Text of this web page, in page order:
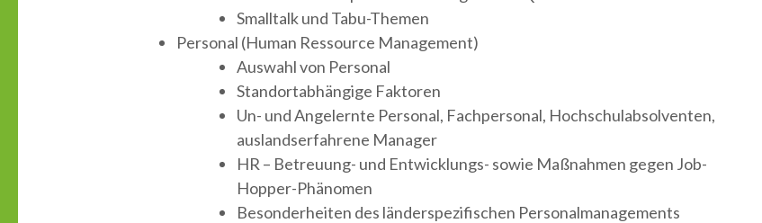
Smalltalk und Tabu-Themen
Personal (Human Ressource Management)
Auswahl von Personal
Standortabhängige Faktoren
Un- und Angelernte Personal, Fachpersonal, Hochschulabsolventen,
auslandserfahrene Manager
HR – Betreuung- und Entwicklungs- sowie Maßnahmen gegen Job-
Hopper-Phänomen
Besonderheiten des länderspezifischen Personalmanagements